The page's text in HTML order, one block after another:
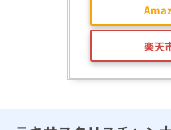
楽天